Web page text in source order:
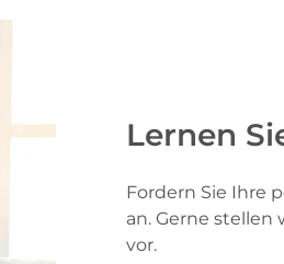
Lernen
Fordern Sie Ihre
an. Gerne stellen
vor.